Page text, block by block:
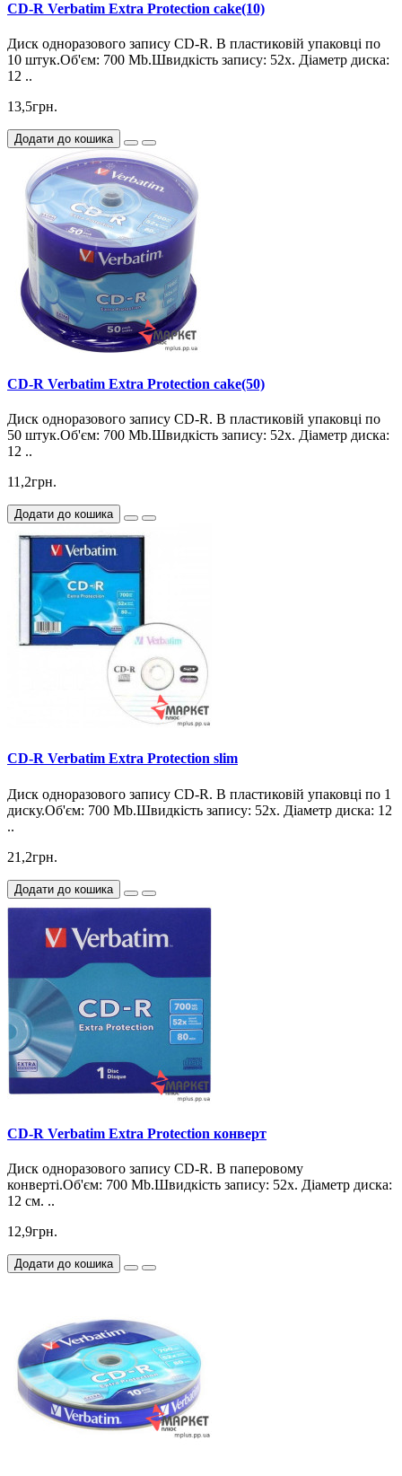
CD-R Verbatim Extra Protection cake(10)
Диск одноразового запису CD-R. В пластиковій упаковці по
10 штук.Об'єм: 700 Mb.Швидкість запису: 52х. Діаметр диска:
12 ..
13,5грн.
Додати до кошика
CD-R Verbatim Extra Protection cake(50)
Диск одноразового запису CD-R. В пластиковій упаковці по
50 штук.Об'єм: 700 Mb.Швидкість запису: 52х. Діаметр диска:
12 ..
11,2грн.
Додати до кошика
CD-R Verbatim Extra Protection slim
Диск одноразового запису CD-R. В пластиковій упаковці по 1
диску.Об'єм: 700 Mb.Швидкість запису: 52х. Діаметр диска: 12
..
21,2грн.
Додати до кошика
CD-R Verbatim Extra Protection конверт
Диск одноразового запису CD-R. В паперовому
конверті.Об'єм: 700 Mb.Швидкість запису: 52х. Діаметр диска:
12 см. ..
12,9грн.
Додати до кошика